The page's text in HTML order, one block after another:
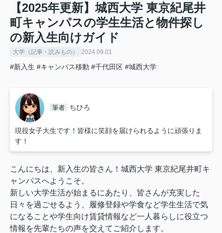
【2025年更新】城西大学 東京紀尾井
町キャンパスの学生生活と物件探し
の新入生向けガイド
大学（記事・読みもの） 2024.09.01
#新入生 #キャンパス移動 #千代田区 #城西大学
筆者 ちひろ
現役女子大生です！皆様に笑顔を届けられるように頑張りま
す！
こんにちは、新入生の皆さん！城西大学 東京紀尾井町キ
ャンパスへようこそ。
新しい大学生活が始まるにあたり、皆さんが充実した
日々を過ごせるよう、履修登録や学食など学生生活で気
になることや学生向け賃貸情報など一人暮らしに役立つ
情報を先輩たちの声を交えてご紹介します。